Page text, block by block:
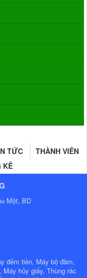
TỨC
THÀNH VIÊN
KÊ
Một, BD
đếm tiền, Máy bộ đàm,
hủy giấy, Thùng rác